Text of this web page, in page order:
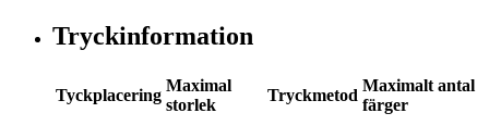
Tryckinformation
Tyckplacering
Maximal
storlek
Tryckmetod
Maximalt antal
färger